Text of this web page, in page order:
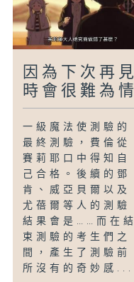
因為下次再見
時會很難為情
一級魔法使測驗的
最終測驗，費倫從
賽莉耶口中得知自
己合格。後續的鄧
肯、威亞貝爾以及
尤蓓爾等人的測驗
結果會是……而在結
束測驗的考生們之
間，產生了測驗前
所沒有的奇妙感...